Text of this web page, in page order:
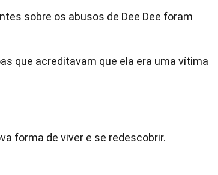
sobre os abusos de Dee Dee foram
que acreditavam que ela era uma vítima
forma de viver e se redescobrir.